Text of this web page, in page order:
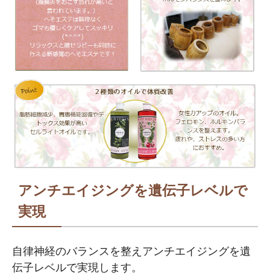
アンチエイジングを遺伝子レベルで
実現
自律神経のバランスを整えアンチエイジングを遺
伝子レベルで実現します。